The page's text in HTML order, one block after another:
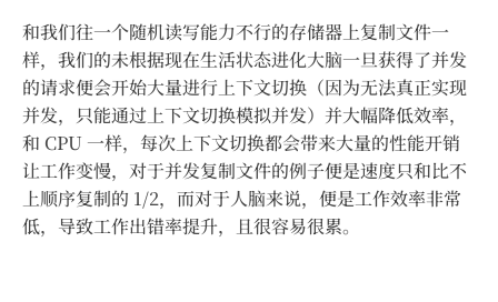
和我们往一个随机读写能力不行的存储器上复制文件一
样，我们的未根据现在生活状态进化大脑一旦获得了并发
的请求便会开始大量进行上下文切换（因为无法真正实现
并发，只能通过上下文切换模拟并发）并大幅降低效率，
和 CPU 一样，每次上下文切换都会带来大量的性能开销
让工作变慢，对于并发复制文件的例子便是速度只和比不
上顺序复制的 1/2，而对于人脑来说，便是工作效率非常
低，导致工作出错率提升，且很容易很累。